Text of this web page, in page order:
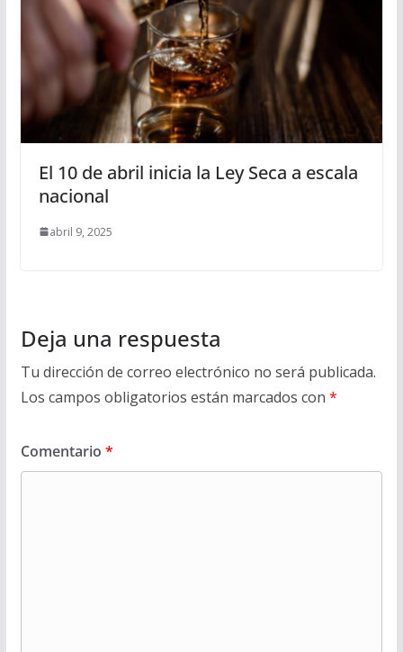
El 10 de abril inicia la Ley Seca a escala
nacional
abril 9, 2025
Deja una respuesta
Tu dirección de correo electrónico no será publicada.
Los campos obligatorios están marcados con *
Comentario *